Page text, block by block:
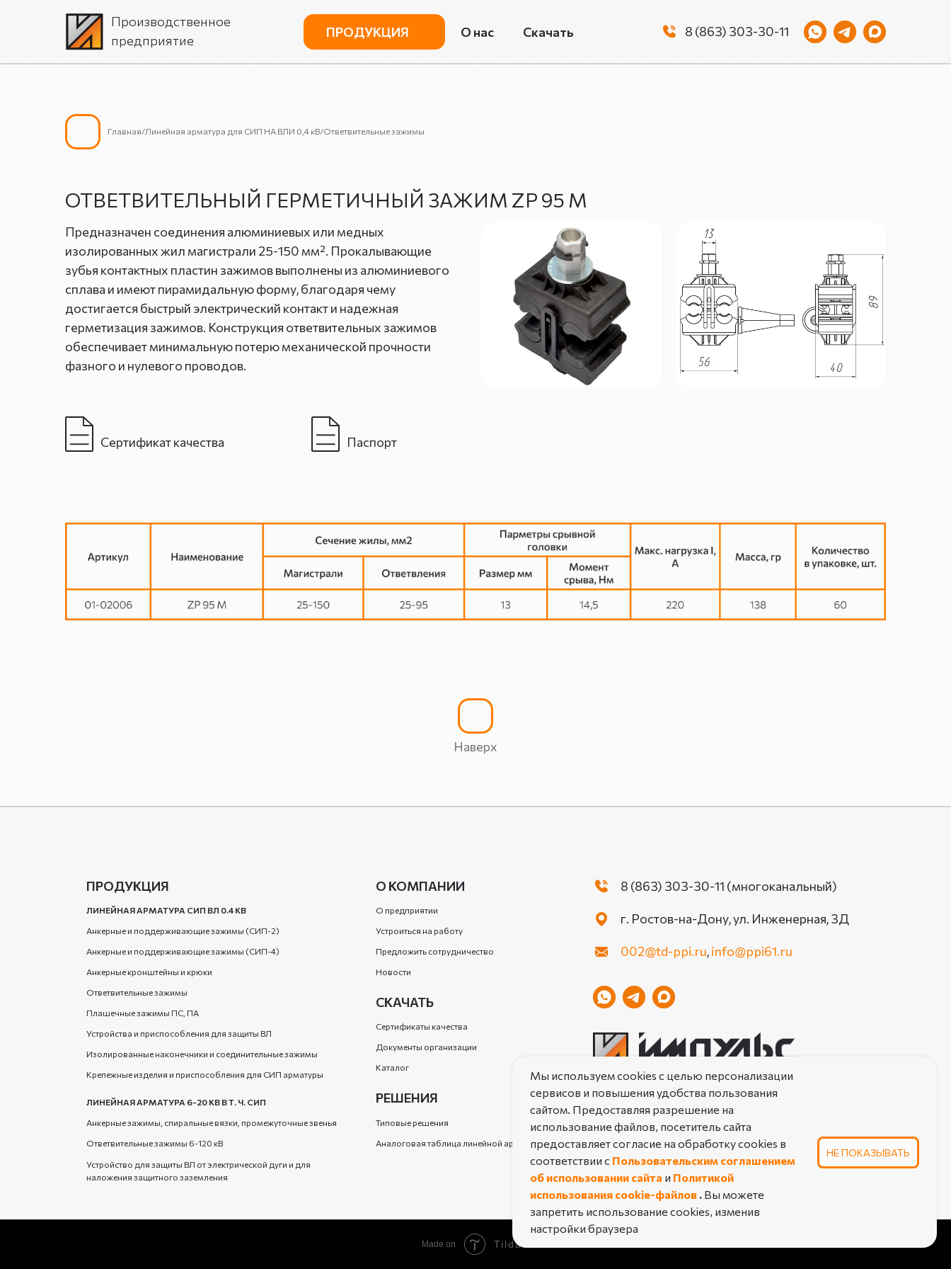
8 (863) 303-30-11
Производственное
предприятие
Скачать
О нас
ПРОДУКЦИЯ
ОТВЕТВИТЕЛЬНЫЙ ГЕРМЕТИЧНЫЙ ЗАЖИМ ZP 95 М
Главная/Линейная арматура для СИП НА ВЛИ 0,4 кВ/Ответвительные зажимы
Предназначен соединения алюминиевых или медных
изолированных жил магистрали 25-150 мм². Прокалывающие
зубья контактных пластин зажимов выполнены из алюминиевого
сплава и имеют пирамидальную форму, благодаря чему
достигается быстрый электрический контакт и надежная
герметизация зажимов. Конструкция ответвительных зажимов
обеспечивает минимальную потерю механической прочности
фазного и нулевого проводов.
Паспорт
Сертификат качества
Наверх
Мы используем cookies с целью персонализации
сервисов и повышения удобства пользования
сайтом. Предоставляя разрешение на
использование файлов, посетитель сайта
предоставляет согласие на обработку cookies в
соответствии с Пользовательским соглашением
об использовании сайта и Политикой
использования cookie-файлов . Вы можете
запретить использование cookies, изменив
настройки браузера
НЕ ПОКАЗЫВАТЬ
Аналоговая таблица линейной арматуры
Типовые решения
РЕШЕНИЯ
Каталог
Документы организации
Сертификаты качества
СКАЧАТЬ
Новости
Предложить сотрудничество
Устроиться на работу
О предприятии
О КОМПАНИИ
ЛИНЕЙНАЯ АРМАТУРА 6-20 КВ В Т. Ч. СИП
Устройство для защиты ВЛ от электрической дуги и для
наложения защитного заземления
Ответвительные зажимы 6-120 кВ
Анкерные зажимы, спиральные вязки, промежуточные звенья
Крепежные изделия и приспособления для СИП арматуры
Изолированные наконечники и соединительные зажимы
Устройства и приспособления для защиты ВЛ
Плашечные зажимы ПС, ПА
Ответвительные зажимы
Анкерные кронштейны и крюки
Анкерные и поддерживающие зажимы (СИП-4)
Анкерные и поддерживающие зажимы (СИП-2)
ЛИНЕЙНАЯ АРМАТУРА СИП ВЛ 0.4 КВ
ПРОДУКЦИЯ
002@td-ppi.ru,info@ppi61.ru
г. Ростов-на-Дону, ул. Инженерная, 3Д
8 (863) 303-30-11 (многоканальный)
ПОЛИТИКА КОНФИДЕНЦИАЛЬНОСТИ
ПОЛЬЗОВАТЕЛЬСКОЕ СОГЛАШЕНИЕ ОБ ИСПОЛЬЗОВАНИИ САЙТА
© 2025 Производственное предприятие «Импульс». Все права защищены
Made on Tilda